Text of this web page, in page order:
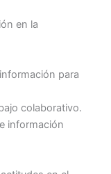
en la
para
colaborativo.
información